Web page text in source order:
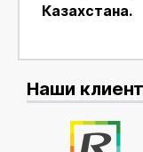
Казахстана.
Наши